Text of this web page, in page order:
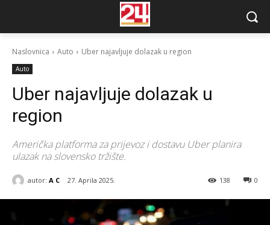
Naslovnica Auto Uber najavljuje dolazak u region
Auto
Uber najavljuje dolazak u
region
Američka platforma za prijevoz i dostavu Uber planira
ulazak na slovensko tržište.
autor: A C 27. Aprila 2025. 0
138